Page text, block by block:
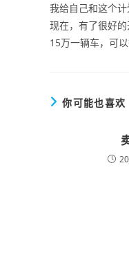
我给自己和这个
现在，有了很好
15万一辆车，可
你可能也喜欢